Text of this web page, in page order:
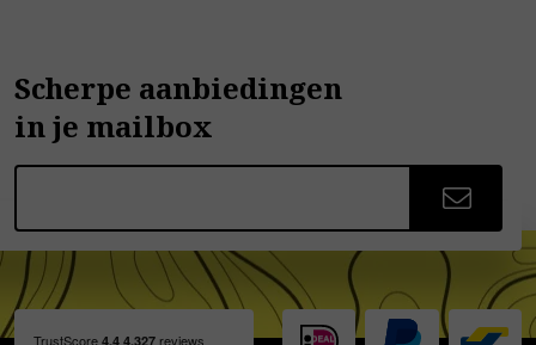
Scherpe aanbiedingen
in je mailbox